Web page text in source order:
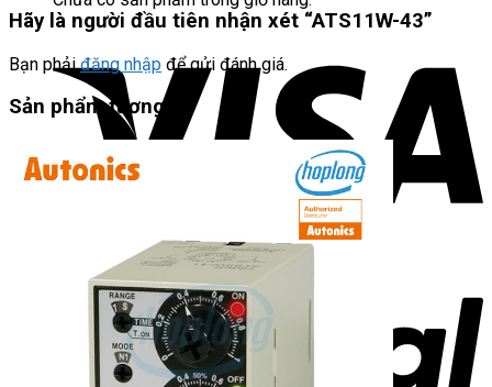
Hãy là người đầu tiên nhận xét “ATS11W-43”
Bạn phảiđăng nhập để gửi đánh giá.
Sản phẩm tương tự